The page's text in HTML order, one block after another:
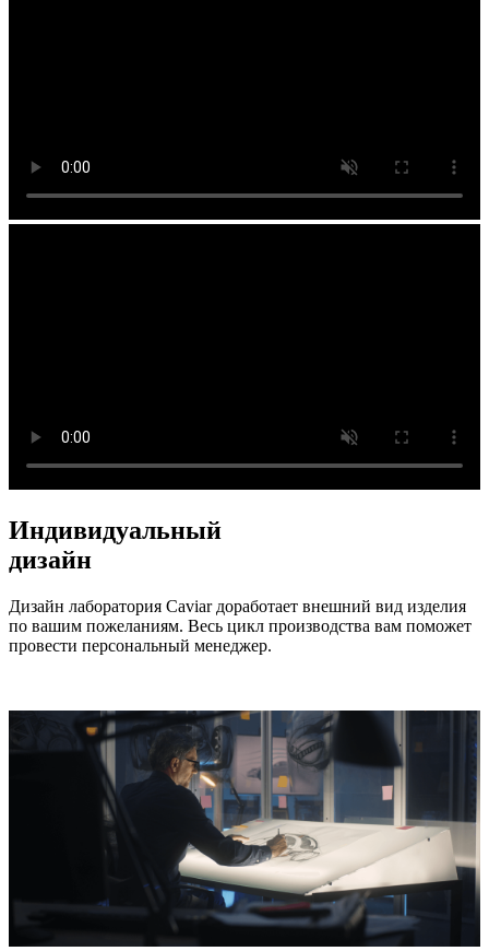
Индивидуальный
дизайн
Дизайн лаборатория Caviar доработает внешний вид изделия
по вашим пожеланиям. Весь цикл производства вам поможет
провести персональный менеджер.